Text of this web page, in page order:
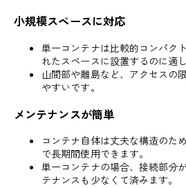
小規模スペースに対応
単一コンテナは比較的コンパク
れたスペースに設置するのに適
山間部や離島など、アクセスの
やすいです。
メンテナンスが簡単
コンテナ自体は丈夫な構造のた
で長期間使用できます。
単一コンテナの場合、接続部分
テナンスも少なくて済みます。